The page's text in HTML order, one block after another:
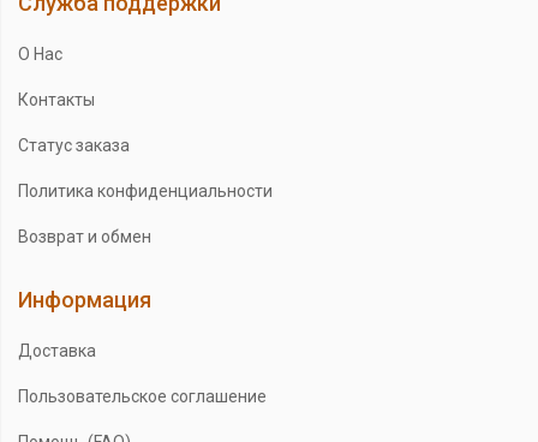
О Нас
Контакты
Статус заказа
Политика конфиденциальности
Возврат и обмен
Информация
Доставка
Пользовательское соглашение